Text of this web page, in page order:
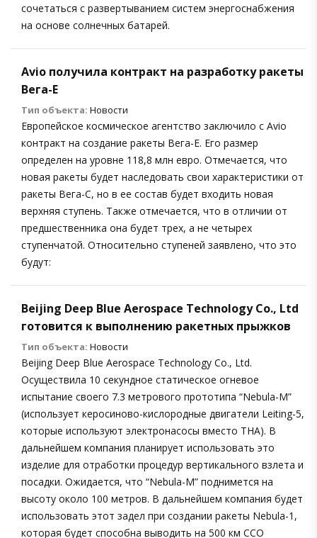
сочетаться с развертыванием систем энергоснабжения
на основе солнечных батарей.
Avio получила контракт на разработку ракеты
Вега-Е
Тип объекта: Новости
Европейское космическое агентство заключило с Avio
контракт на создание ракеты Вега-Е. Его размер
определен на уровне 118,8 млн евро. Отмечается, что
новая ракеты будет наследовать свои характеристики от
ракеты Вега-С, но в ее состав будет входить новая
верхняя ступень. Также отмечается, что в отличии от
предшественника она будет трех, а не четырех
ступенчатой. Относительно ступеней заявлено, что это
будут:
Beijing Deep Blue Aerospace Technology Co., Ltd
готовится к выполнению ракетных прыжков
Тип объекта: Новости
Beijing Deep Blue Aerospace Technology Co., Ltd.
Осуществила 10 секундное статическое огневое
испытание своего 7.3 метрового прототипа “Nebula-M”
(использует керосиново-кислородные двигатели Leiting-5,
которые используют электронасосы вместо ТНА). В
дальнейшем компания планирует использовать это
изделие для отработки процедур вертикального взлета и
посадки. Ожидается, что “Nebula-M” поднимется на
высоту около 100 метров. В дальнейшем компания будет
использовать этот задел при создании ракеты Nebula-1,
которая будет способна выводить на 500 км ССО